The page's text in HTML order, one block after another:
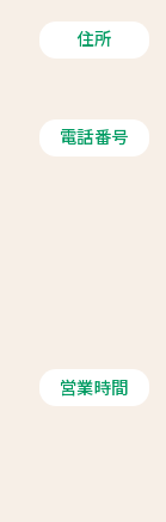
住所
電話番号
営業時間